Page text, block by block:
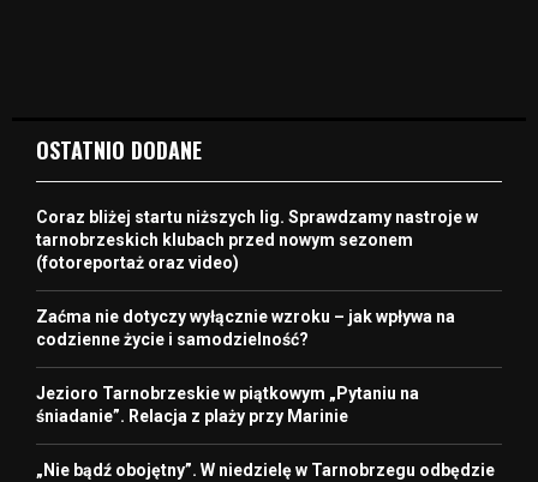
OSTATNIO DODANE
Coraz bliżej startu niższych lig. Sprawdzamy nastroje w
tarnobrzeskich klubach przed nowym sezonem
(fotoreportaż oraz video)
Zaćma nie dotyczy wyłącznie wzroku – jak wpływa na
codzienne życie i samodzielność?
Jezioro Tarnobrzeskie w piątkowym „Pytaniu na
śniadanie”. Relacja z plaży przy Marinie
„Nie bądź obojętny”. W niedzielę w Tarnobrzegu odbędzie